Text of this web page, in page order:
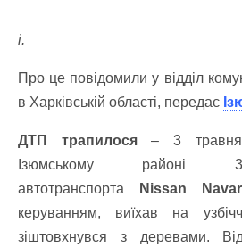
і.
Про це повідомили у відділ
в Харківській області, передає
ДТП трапилося– 3 травня,
Ізюмському районі
автотранспорта
Nissan
керуванням, виїхав на
зіштовхнувся з деревами.